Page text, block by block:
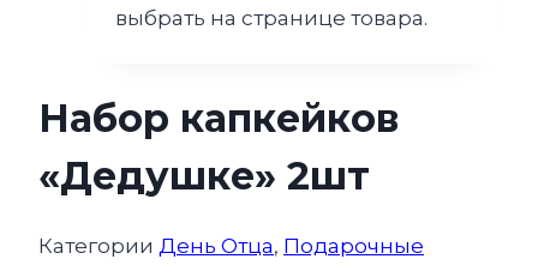
выбрать на странице товара.
Набор капкейков
«Дедушке» 2шт
Категории День Отца, Подарочные